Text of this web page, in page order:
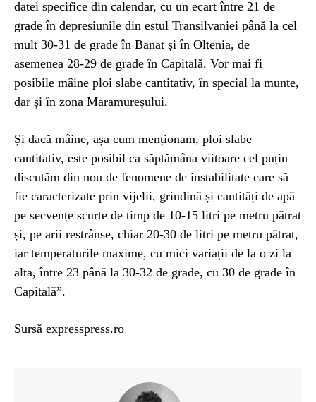
datei specifice din calendar, cu un ecart între 21 de
grade în depresiunile din estul Transilvaniei până la cel
mult 30-31 de grade în Banat și în Oltenia, de
asemenea 28-29 de grade în Capitală. Vor mai fi
posibile mâine ploi slabe cantitativ, în special la munte,
dar și în zona Maramureșului.
Și dacă mâine, așa cum menționam, ploi slabe
cantitativ, este posibil ca săptămâna viitoare cel puțin
discutăm din nou de fenomene de instabilitate care să
fie caracterizate prin vijelii, grindină și cantități de apă
pe secvențe scurte de timp de 10-15 litri pe metru pătrat
și, pe arii restrânse, chiar 20-30 de litri pe metru pătrat,
iar temperaturile maxime, cu mici variații de la o zi la
alta, între 23 până la 30-32 de grade, cu 30 de grade în
Capitală”.
Sursă expresspress.ro